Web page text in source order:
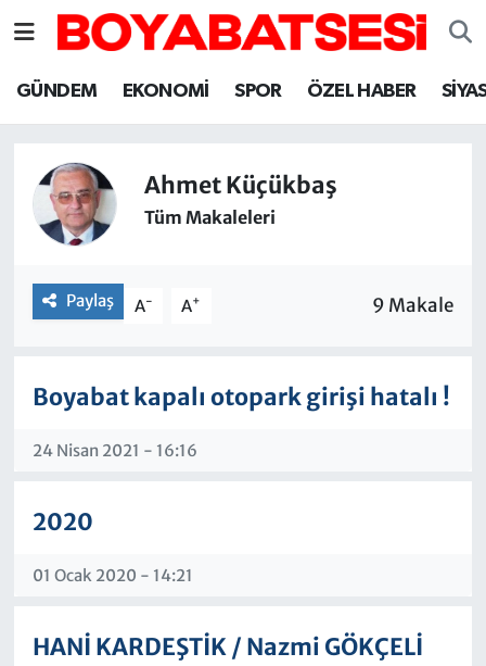
GÜNDEM EKONOMİ SPOR ÖZEL HABER
Ahmet Küçükbaş
Tüm Makaleleri
Paylaş A- A+ 9 Makale
Boyabat kapalı otopark girişi hatalı !
24 Nisan 2021 - 16:16
2020
01 Ocak 2020 - 14:21
HANİ KARDEŞTİK / Nazmi GÖKÇELİ
Sinop Nöbetçi Eczaneler
Sinop Namaz Vakitleri
Sinop Trafik Yoğunluk Haritası
Süper Lig Puan Durumu ve Fikstür
Son Dakika Haberleri